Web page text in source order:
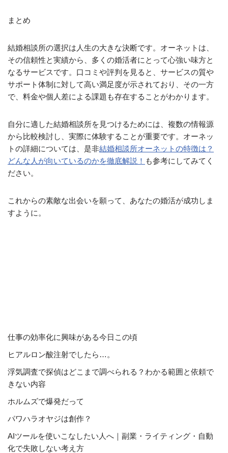
まとめ
結婚相談所の選択は人生の大きな決断です。オーネットは、
その信頼性と実績から、多くの婚活者にとって心強い味方と
なるサービスです。口コミや評判を見ると、サービスの質や
サポート体制に対して高い満足度が示されており、その一方
で、料金や個人差による課題も存在することがわかります。
自分に適した結婚相談所を見つけるためには、複数の情報源
から比較検討し、実際に体験することが重要です。オーネッ
トの詳細については、是非結婚相談所オーネットの特徴は？
どんな人が向いているのかを徹底解説！ も参考にしてみてく
ださい。
これからの素敵な出会いを願って、あなたの婚活が成功しま
すように。
仕事の効率化に興味がある今日この頃
ヒアルロン酸注射でしたら…。
浮気調査で探偵はどこまで調べられる？わかる範囲と依頼で
きない内容
ホルムズで爆発だって
パワハラオヤジは創作？
AIツールを使いこなしたい人へ｜副業・ライティング・自動
化で失敗しない考え方